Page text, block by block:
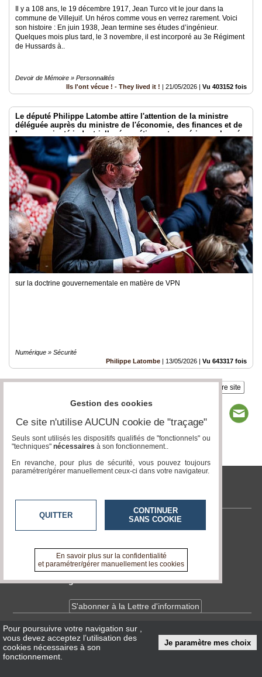
Il y a 108 ans, le 19 décembre 1917, Jean Turco vit le jour dans la
commune de Villejuif. Un héros comme vous en verrez rarement. Voici
son histoire : En juin 1938, Jean termine ses études d’ingénieur.
Quelques mois plus tard, le 3 novembre, il est incorporé au 3e Régiment
de Hussards à..
Devoir de Mémoire » Personnalités
Ils l'ont vécue ! - They lived it ! | 21/05/2026 | Vu 403152 fois
Le député Philippe Latombe attire l'attention de la ministre
déléguée auprès du ministre de l'économie, des finances et de
la souveraineté industrielle, énergétique et numérique, chargée
de l'intelligence artificielle et du numérique
sur la doctrine gouvernementale en matière de VPN
Numérique » Sécurité
Philippe Latombe | 13/05/2026 | Vu 643317 fois
Insérez sur votre site
tvlocale.fr
Contactez-nous
A propos de tvlocale.fr
Devenir délégué
S'abonner à la Lettre d'information
InfosCNIL/RGPD
Conditions Générales d'Utilisation
Pour poursuivre votre navigation sur
vous devez acceptez l’utilisation des
cookies nécessaires à son
fonctionnement.
Je paramètre mes choix
Gestion des cookies
Ce site n'utilise AUCUN cookie de "traçage"
Seuls sont utilisés les dispositifs qualifiés de "fonctionnels" ou
"techniques" nécessaires à son fonctionnement..
En revanche, pour plus de sécurité, vous pouvez toujours
paramétrer/gérer manuellement ceux-ci dans votre navigateur.
QUITTER
CONTINUER
SANS COOKIE
En savoir plus sur la confidentialité
et paramétrer/gérer manuellement les cookies